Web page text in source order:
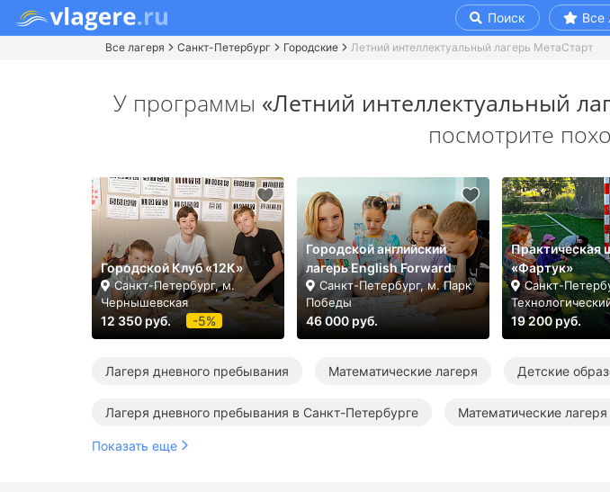
Поиск Все
Все лагеря Санкт-Петербург Городские Летний интеллектуальный лагерь МетаСтарт
У программы «Летний интеллектуальный
посмотрите
Городской Клуб «12К»
Санкт-Петербург, м.
Чернышевская
12 350 руб. -5%
Городской английский
лагерь English Forward
Санкт-Петербург, м. Парк
Победы
46 000 руб.
Практическая
«Фартук»
Санкт-
19 200 руб.
Лагеря дневного пребывания Математические лагеря Детские
Лагеря дневного пребывания в Санкт-Петербурге Математические
Показать еще